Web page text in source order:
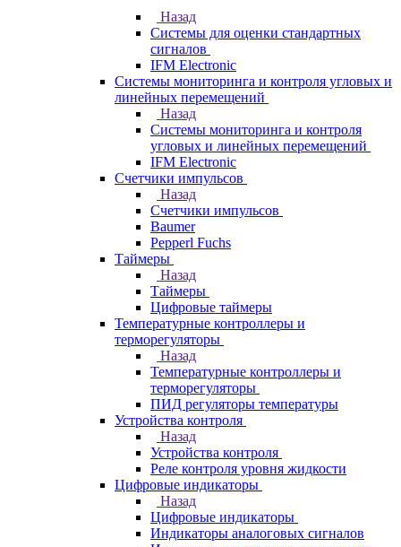
Назад
Системы для оценки стандартных
сигналов
IFM Electronic
Системы мониторинга и контроля угловых и
линейных перемещений
Назад
Системы мониторинга и контроля
угловых и линейных перемещений
IFM Electronic
Счетчики импульсов
Назад
Счетчики импульсов
Baumer
Pepperl Fuchs
Таймеры
Назад
Таймеры
Цифровые таймеры
Температурные контроллеры и
терморегуляторы
Назад
Температурные контроллеры и
терморегуляторы
ПИД регуляторы температуры
Устройства контроля
Назад
Устройства контроля
Реле контроля уровня жидкости
Цифровые индикаторы
Назад
Цифровые индикаторы
Индикаторы аналоговых сигналов